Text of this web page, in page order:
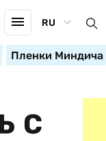
RU
Пленки Миндича
С